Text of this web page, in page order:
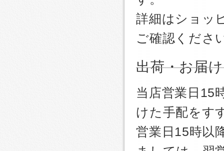
詳細はショッ
ご確認くださ
出荷・お届
当店営業日15
けた手配をす
営業日15時以